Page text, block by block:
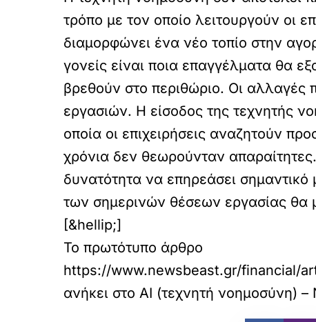
τρόπο με τον οποίο λειτουργούν οι
διαμορφώνει ένα νέο τοπίο στην
γονείς είναι ποια επαγγέλματα θα
βρεθούν στο περιθώριο. Οι αλλαγές
εργασιών. Η είσοδος της τεχνητής
οποία οι επιχειρήσεις αναζητούν
χρόνια δεν θεωρούνταν
δυνατότητα να επηρεάσει
των σημερινών θέσεων εργασίας θα
[&hellip;]
Το πρωτότυπο άρθρο
https://www.newsbeast.gr/financial/
ανήκει στο ΑΙ (τεχνητή νοημοσύνη) –